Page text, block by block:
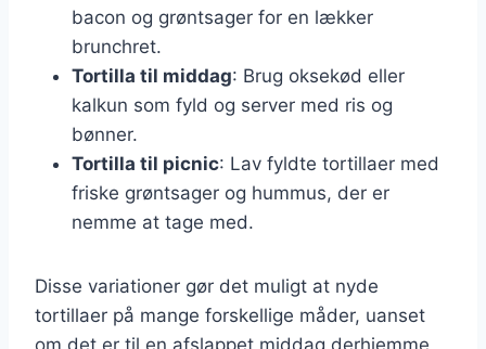
bacon og grøntsager for en lækker
brunchret.
Tortilla til middag: Brug oksekød eller
kalkun som fyld og server med ris og
bønner.
Tortilla til picnic: Lav fyldte tortillaer med
friske grøntsager og hummus, der er
nemme at tage med.
Disse variationer gør det muligt at nyde
tortillaer på mange forskellige måder, uanset
om det er til en afslappet middag derhjemme